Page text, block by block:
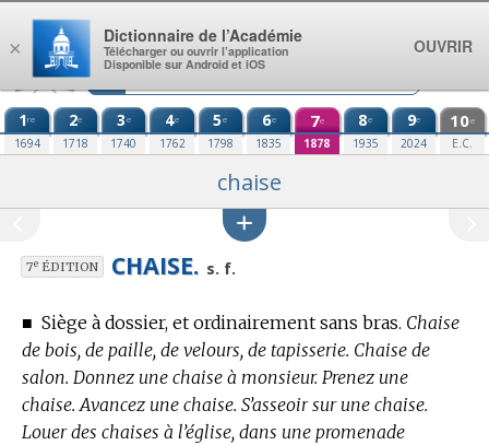
Aller au contenu
1re
1694
2e
1718
3e
1740
4e
1762
5e
1798
6e
1835
7e
1878
8e
1935
9e
2024
10e
E.C.
chaise
7eÉDITION CHAISE. s. f.
■ Siège à dossier, et ordinairement sans bras. Chaise
de bois, de paille, de velours, de tapisserie. Chaise de
salon. Donnez une chaise à monsieur. Prenez une
chaise. Avancez une chaise. S’asseoir sur une chaise.
Louer des chaises à l’église, dans une promenade
×
Dictionnaire de l’Académie
Télécharger ou ouvrir l’application
Disponible sur Android et iOS
OUVRIR